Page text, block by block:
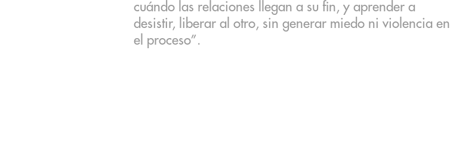
cuándo las relaciones llegan a su fin, y aprender a
desistir, liberar al otro, sin generar miedo ni violencia en
el proceso”.